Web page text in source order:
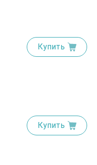
Купить
Купить